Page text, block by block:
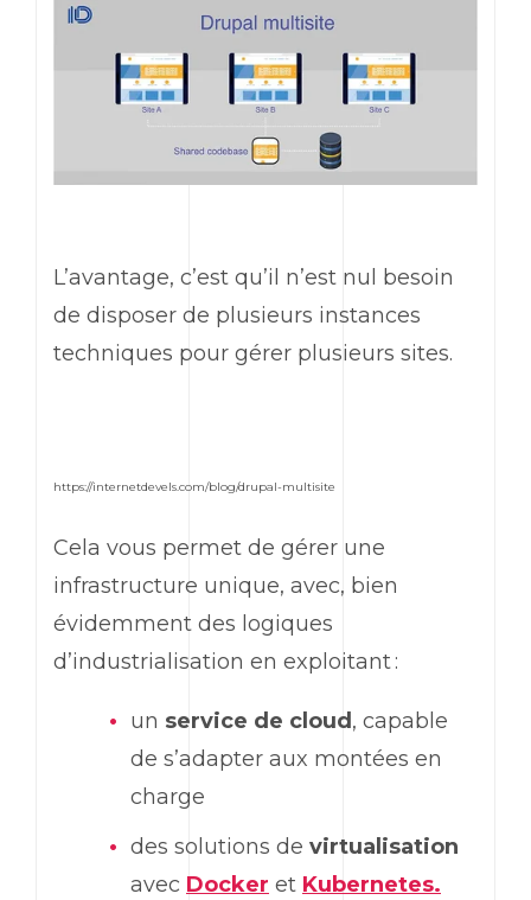
L’avantage, c’est qu’il n’est nul besoin
de disposer de plusieurs instances
techniques pour gérer plusieurs sites.
https://internetdevels.com/blog/drupal-multisite
Cela vous permet de gérer une
infrastructure unique, avec, bien
évidemment des logiques
d’industrialisation en exploitant :
un service de cloud , capable
de s’adapter aux montées en
charge
des solutions de virtualisation
avec Docker et Kubernetes.